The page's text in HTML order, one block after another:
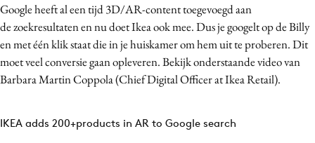
Google heeft al een tijd 3D/AR-content toegevoegd aan
de zoekresultaten en nu doet Ikea ook mee. Dus je googelt op de Billy
en met één klik staat die in je huiskamer om hem uit te proberen. Dit
moet veel conversie gaan opleveren. Bekijk onderstaande video van
Barbara Martin Coppola (Chief Digital Officer at Ikea Retail).
IKEA adds 200+products in AR to Google search